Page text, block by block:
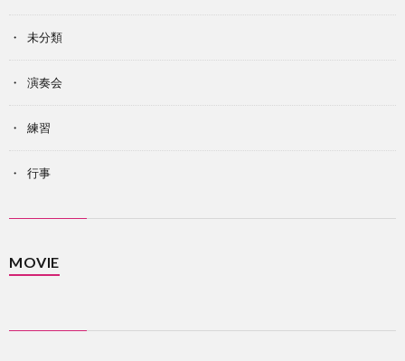
未分類
演奏会
練習
行事
MOVIE